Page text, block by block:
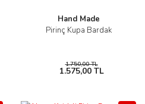
Hand Made
Pirinç Kupa Bardak
1.750,00 TL
1.575,00 TL